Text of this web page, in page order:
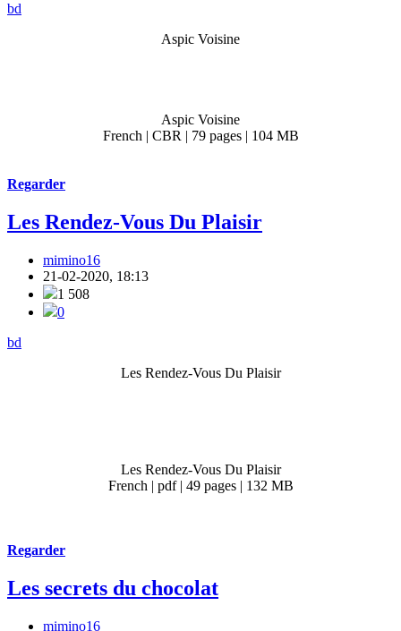
bd
Aspic Voisine
Aspic Voisine
French | CBR | 79 pages | 104 MB
Regarder
Les Rendez-Vous Du Plaisir
mimino16
21-02-2020, 18:13
1 508
0
bd
Les Rendez-Vous Du Plaisir
Les Rendez-Vous Du Plaisir
French | pdf | 49 pages | 132 MB
Regarder
Les secrets du chocolat
mimino16